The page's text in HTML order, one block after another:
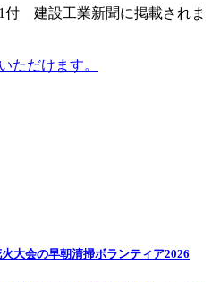
付 建設工業新聞に掲載されま
ただけます。
大会の早朝清掃ボランティア2026